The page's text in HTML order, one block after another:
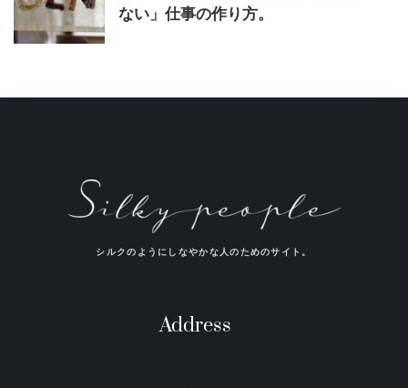
ない」仕事の作り方。
シルクのようにしなやかな人のためのサイト。
Address